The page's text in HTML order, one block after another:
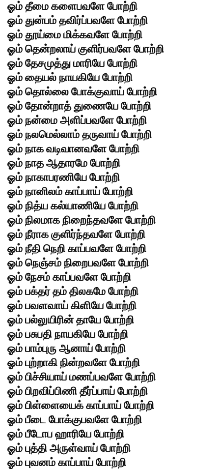
ஓம் தீமை களைபவளே போற்றி
ஓம் துன்பம் தவிர்ப்பவளே போற்றி
ஓம் தூய்மை மிக்கவளே போற்றி
ஓம் தென்றலாய் குளிர்பவளே போற்றி
ஓம் தேசமுத்து மாரியே போற்றி
ஓம் தையல் நாயகியே போற்றி
ஓம் தொல்லை போக்குவாய் போற்றி
ஓம் தோன்றாத் துணையே போற்றி
ஓம் நன்மை அளிப்பவளே போற்றி
ஓம் நலமெல்லாம் தருவாய் போற்றி
ஓம் நாக வடிவானவளே போற்றி
ஓம் நாத ஆதாரமே போற்றி
ஓம் நாகாபரணியே போற்றி
ஓம் நானிலம் காப்பாய் போற்றி
ஓம் நித்ய கல்யாணியே போற்றி
ஓம் நிலமாக நிறைந்தவளே போற்றி
ஓம் நீராக குளிர்ந்தவளே போற்றி
ஓம் நீதி நெறி காப்பவளே போற்றி
ஓம் நெஞ்சம் நிறைபவளே போற்றி
ஓம் நேசம் காப்பவளே போற்றி
ஓம் பக்தர் தம் திலகமே போற்றி
ஓம் பவளவாய் கிளியே போற்றி
ஓம் பல்லுயிரின் தாயே போற்றி
ஓம் பசுபதி நாயகியே போற்றி
ஓம் பாம்புரு ஆனாய் போற்றி
ஓம் புற்றாகி நின்றவளே போற்றி
ஓம் பிச்சியாய் மணப்பவளே போற்றி
ஓம் பிறவிப்பிணி தீர்ப்பாய் போற்றி
ஓம் பிள்ளையைக் காப்பாய் போற்றி
ஓம் பீடை போக்குபவளே போற்றி
ஓம் பீடோப ஹாரியே போற்றி
ஓம் புத்தி அருள்வாய் போற்றி
ஓம் புவனம் காப்பாய் போற்றி